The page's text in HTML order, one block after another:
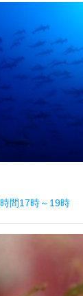
間17時～19時